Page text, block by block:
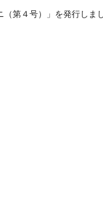
第４号）」を発行しま